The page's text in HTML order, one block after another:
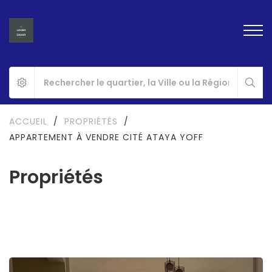
Propriétés
ACCUEIL / PROPRIÉTÉS
/
APPARTEMENT À VENDRE CITÉ ATAYA YOFF